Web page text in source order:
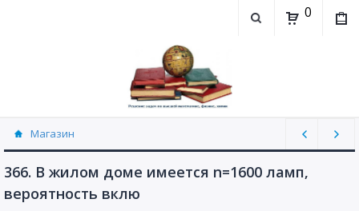
0
Магазин
Теория вероятностей (рассылаю Doc+PDF)
366. В жилом доме имеется n=1600 ламп,
вероятность вклю